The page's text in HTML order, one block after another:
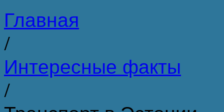
Главная
/
Интересные факты
/